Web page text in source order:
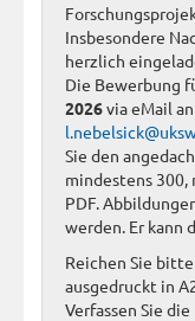
Insbesondere
herzlich
Die Bewerbung
2026via eMail an
Sie den
mindestens 300,
PDF.
werden. Er kann
Reichen Sie
ausgedruckt in
Verfassen Sie